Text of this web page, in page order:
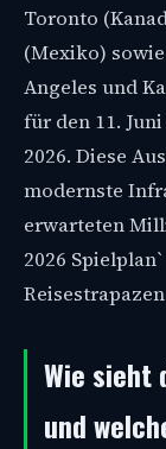
Toronto
(Mexiko)
Angeles und
für den 11.
2026. Diese
modernste
erwarteten
2026
Wie sieht
und